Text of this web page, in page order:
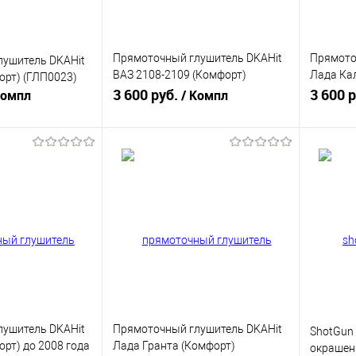
DKAHit
(ГЛП0023)
Прямоточный глушитель DKAHit
ВАЗ 2108-2109 (Комфорт)
(ГЛП0011)
3 600 руб. / Компл
Лада
3 600
DKAHit
до 2008 года
Прямоточный глушитель DKAHit
Лада Гранта (Комфорт)
ShotGun